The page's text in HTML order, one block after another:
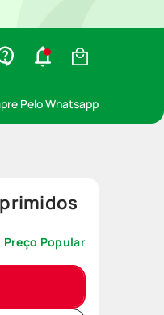
Pelo Whatsapp
Preço Popular